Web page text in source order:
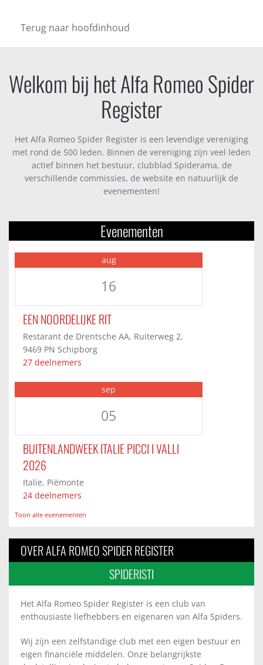
Terug naar hoofdinhoud
Welkom bij het Alfa Romeo Spider
Register
Het Alfa Romeo Spider Register is een levendige vereniging
met rond de 500 leden. Binnen de vereniging zijn veel leden
actief binnen het bestuur, clubblad Spiderama, de
verschillende commissies, de website en natuurlijk de
evenementen!
Evenementen
aug
16
EEN NOORDELIJKE RIT
Restarant de Drentsche AA, Ruiterweg 2,
9469 PN Schipborg
27 deelnemers
sep
05
BUITENLANDWEEK ITALIE PICCI I VALLI
2026
Italie, Piëmonte
24 deelnemers
Toon alle evenementen
OVER ALFA ROMEO SPIDER REGISTER
SPIDERISTI
Het Alfa Romeo Spider Register is een club van
enthousiaste liefhebbers en eigenaren van Alfa Spiders.
Wij zijn een zelfstandige club met een eigen bestuur en
eigen financiële middelen. Onze belangrijkste